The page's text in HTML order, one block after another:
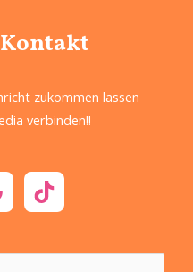
zukommen lassen
verbinden!!